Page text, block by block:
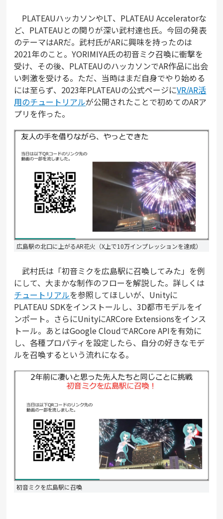
PLATEAUハッカソンやLT、PLATEAU Acceleratorな
ど、PLATEAUとの関りが深い武村達也氏。今回の発表
のテーマはARだ。武村氏がARに興味を持ったのは
2021年のこと。YORIMIYA氏の初音ミク召喚に衝撃を
受け、その後、PLATEAUのハッカソンでAR作品に出会
い刺激を受ける。ただ、当時はまだ自身でやり始める
には至らず、2023年PLATEAUの公式ページにVR/AR活
用のチュートリアルが公開されたことで初めてのARア
プリを作った。
広島駅の北口に上がるAR花火（X上で10万インプレッションを達成）
武村氏は「初音ミクを広島駅に召喚してみた」を例
にして、大まかな制作のフローを解説した。詳しくは
チュートリアルを参照してほしいが、Unityに
PLATEAU SDKをインストールし、3D都市モデルをイ
ンポート。さらにUnityにARCore Extensionsをインス
トール。あとはGoogle CloudでARCore APIを有効に
し、各種プロパティを設定したら、自分の好きなモデ
ルを召喚するという流れになる。
初音ミクを広島駅に召喚